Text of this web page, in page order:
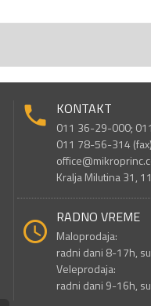
KONTAKT
011 36-29-000;
011 78-56-314 (fax)
Kralja Milutina 31,
RADNO VREME
Maloprodaja:
radni dani 8-17h,
Veleprodaja:
radni dani 9-16h,